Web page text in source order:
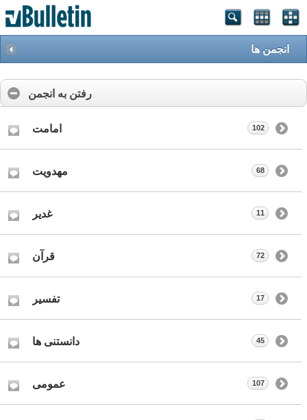
انجمن ها
رفتن به انجمن
امامت 102
مهدویت 68
غدیر 11
قرآن 72
تفسیر 17
دانستنی ها 45
عمومی 107